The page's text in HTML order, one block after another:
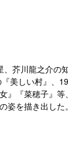
芥川龍之介
美しい村』、
』『菜穂子』
姿を描き出した。